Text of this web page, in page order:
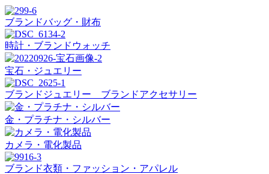
ブランドバッグ・財布
時計・ブランドウォッチ
宝石・ジュエリー
ブランドジュエリー ブランドアクセサリー
金・プラチナ・シルバー
カメラ・電化製品
ブランド衣類・ファッション・アパレル